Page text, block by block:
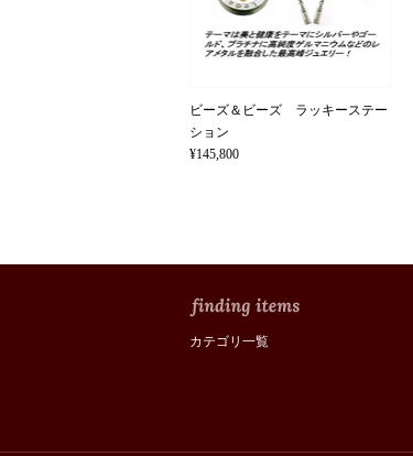
ビーズ＆ビーズ ラッキーステー
ション
¥145,800
カテゴリ一覧